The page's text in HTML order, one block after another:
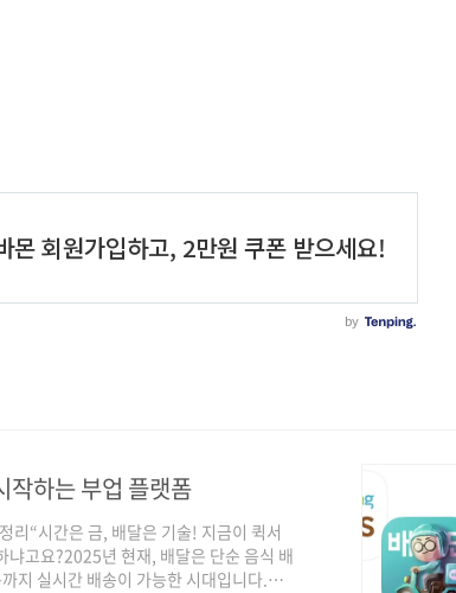
작하는 부업 플랫폼
리“시간은 금, 배달은 기술! 지금이 퀵서
냐고요?2025년 현재, 배달은 단순 음식 배
지 실시간 배송이 가능한 시대입니다.특